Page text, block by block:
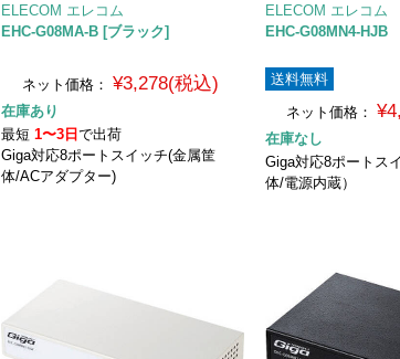
ELECOM エレコム
EHC-G08MA-B [ブラック]
ネット価格： ¥3,278(税込)
在庫あり
最短1〜3日で出荷
Giga対応8ポートスイッチ(金属筐
体/ACアダプター)
ELECOM エレコム
EHC-G08MN4-HJB
送料無料
ネット価格：
在庫なし
Giga対応8ポートス
体/電源内蔵）